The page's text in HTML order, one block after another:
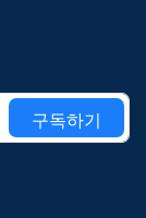
구독하기